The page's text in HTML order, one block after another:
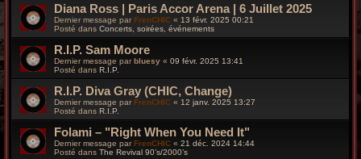
Diana Ross | Paris Accor Arena | 6 Juillet 2025
Dernier message par FrenCHIC « 13 févr. 2025 00:21
Posté dans Concerts, soirées, événements
R.I.P. Sam Moore
Dernier message parbluesy « 09 févr. 2025 13:41
Posté dans R.I.P.
R.I.P. Diva Gray (CHIC, Change)
Dernier message par FrenCHIC « 12 janv. 2025 13:27
Posté dans R.I.P.
Folami – "Right When You Need It"
Dernier message parFrenCHIC « 21 déc. 2024 14:44
Posté dans The Revival 90’s/2000’s